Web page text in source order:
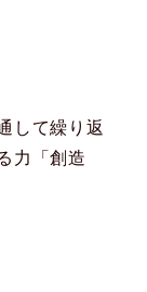
して繰り返
力「創造